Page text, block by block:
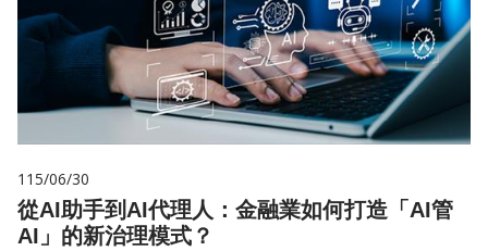
115/06/30
從AI助手到AI代理人：金融業如何打造「AI管
AI」的新治理模式？